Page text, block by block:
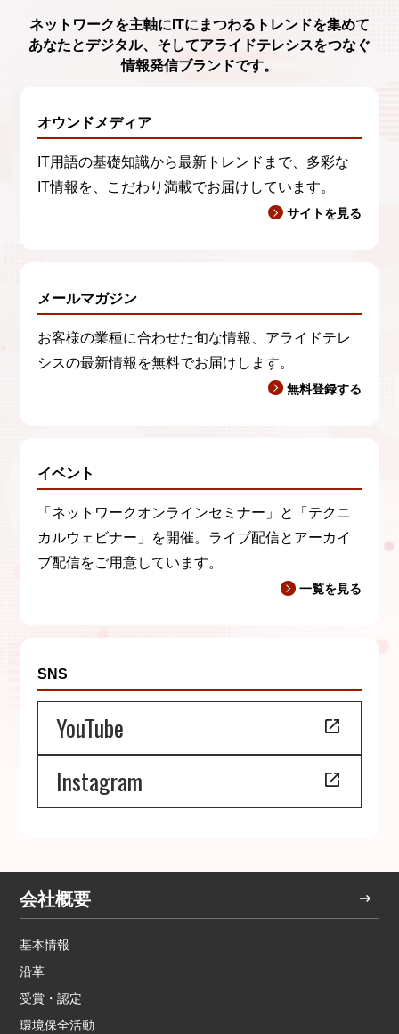
ネットワークを主軸に ITにまつわるトレンドを集めて
あなたとデジタル、 そしてアライドテレシスをつなぐ
情報発信ブランドです。
オウンドメディア
IT用語の基礎知識から最新トレンドまで、多彩な
IT情報を、こだわり満載でお届けしています。
サイトを見る
メールマガジン
お客様の業種に合わせた旬な情報、アライドテレ
シスの最新情報を無料でお届けします。
無料登録する
イベント
「ネットワークオンラインセミナー」と「テクニ
カルウェビナー」を開催。ライブ配信とアーカイ
ブ配信をご用意しています。
一覧を見る
SNS
YouTube
Instagram
会社概要
基本情報
沿革
受賞・認定
環境保全活動